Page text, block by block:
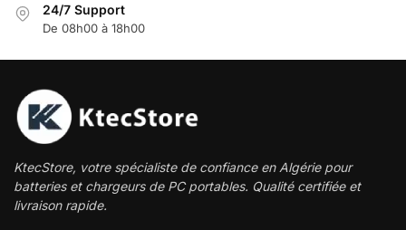
24/7 Support
De 08h00 à 18h00
KtecStore, votre spécialiste de confiance en Algérie pour
batteries et chargeurs de PC portables. Qualité certifiée et
livraison rapide.